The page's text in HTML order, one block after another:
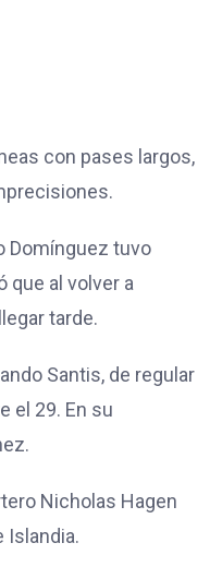
con pases largos,
Domínguez tuvo
que al volver a
tarde.
Santis, de regular
el 29. En su
Nicholas Hagen
Islandia.